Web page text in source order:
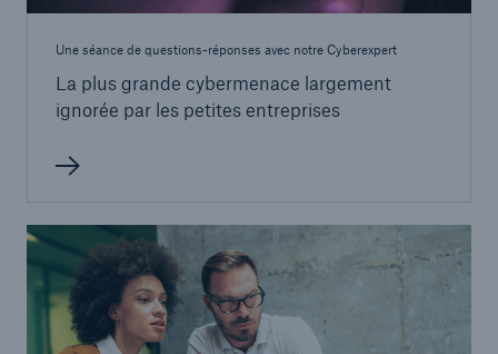
Une séance de questions-réponses avec notre Cyberexpert
La plus grande cybermenace largement
ignorée par les petites entreprises